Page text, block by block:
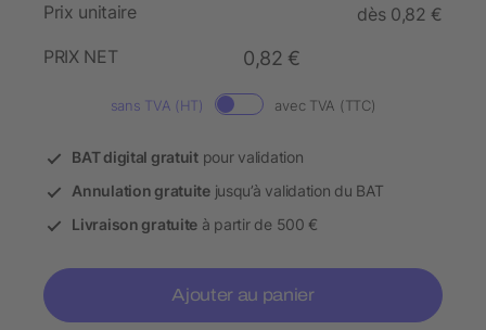
Prix unitaire
dès 0,82 €
PRIX NET
0,82 €
sans TVA (HT) avec TVA (TTC)
BAT digital gratuitpour validation
Annulation gratuitejusqu’à validation du BAT
Livraison gratuite à partir de 500 €
Ajouter au panier